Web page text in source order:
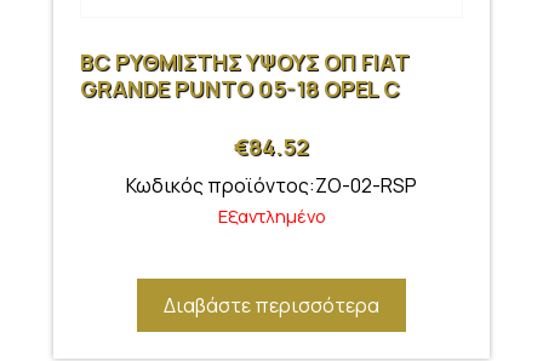
BC ΡΥΘΜΙΣΤΗΣ ΥΨΟΥΣ ΟΠ FIAT
GRANDE PUNTO 05-18 OPEL C
€84.52
Κωδικός προϊόντος:ZO-02-RSP
Εξαντλημένο
Διαβάστε περισσότερα